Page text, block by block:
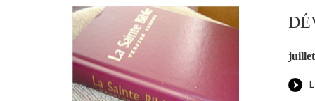
content/uploads/2018/06/
http://www.lafoiapostolique.org/wp-
http://www.lafoiapostolique.org/wp-
juillet